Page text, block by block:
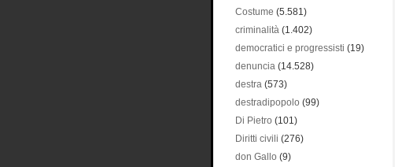
Costume (5.581)
criminalità (1.402)
democratici e progressisti (19)
denuncia (14.528)
destra (573)
destradipopolo (99)
Di Pietro (101)
Diritti civili (276)
don Gallo (9)